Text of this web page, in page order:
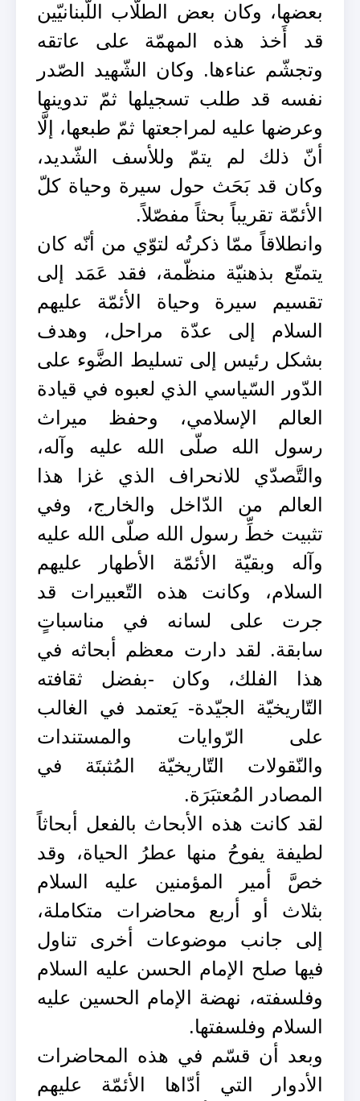
بعضها، وكان بعض الطلّاب اللّبنانيّين
قد أَخذ هذه المهمّة على عاتقه
وتجشّم عناءها. وكان الشّهيد الصّدر
نفسه قد طلب تسجيلها ثمّ تدوينها
وعرضها عليه لمراجعتها ثمّ طبعها، إلَّا
أنّ ذلك لم يتمّ وللأسف الشّديد،
وكان قد بَحَث حول سيرة وحياة كلّ
الأئمّة تقريباً بحثاً مفصّلاً.
وانطلاقاً ممّا ذكرتُه لتوّي من أنّه كان
يتمتّع بذهنيّة منظّمة، فقد عَمَد إلى
تقسيم سيرة وحياة الأئمّة عليهم
السلام إلى عدّة مراحل، وهدف
بشكل رئيس إلى تسليط الضَّوء على
الدّور السّياسي الذي لعبوه في قيادة
العالم الإسلامي، وحفظ ميراث
رسول الله صلّى الله عليه وآله،
والتَّصدّي للانحراف الذي غزا هذا
العالم من الدّاخل والخارج، وفي
تثبيت خطِّ رسول الله صلّى الله عليه
وآله وبقيّة الأئمّة الأطهار عليهم
السلام، وكانت هذه التّعبيرات قد
جرت على لسانه في مناسباتٍ
سابقة. لقد دارت معظم أبحاثه في
هذا الفلك، وكان -بفضل ثقافته
التّاريخيّة الجيّدة- يَعتمد في الغالب
على الرّوايات والمستندات
والنّقولات التّاريخيّة المُثبتَة في
المصادر المُعتبَرَة.
لقد كانت هذه الأبحاث بالفعل أبحاثاً
لطيفة يفوحُ منها عطرُ الحياة، وقد
خصَّ أمير المؤمنين عليه السلام
بثلاث أو أربع محاضرات متكاملة،
إلى جانب موضوعات أخرى تناول
فيها صلح الإمام الحسن عليه السلام
وفلسفته، نهضة الإمام الحسين عليه
السلام وفلسفتها.
وبعد أن قسّم في هذه المحاضرات
الأدوار التي أدّاها الأئمّة عليهم